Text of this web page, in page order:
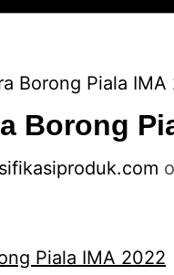
Borong Piala IMA
Borong